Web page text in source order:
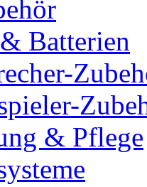
Batterien
& Pflege